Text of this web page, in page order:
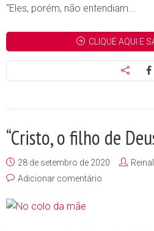
“Eles, porém, não entendiam...
CLIQUE AQUI E
“Cristo, o filho de
28 de setembro de 2020
Adicionar comentário